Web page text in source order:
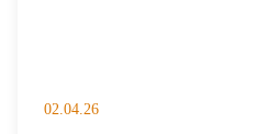
02.04.26